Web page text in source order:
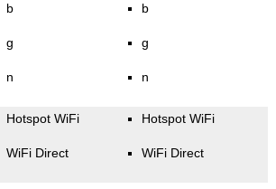
b
g
n
b
g
n
Hotspot WiFi
WiFi Direct
Hotspot WiFi
WiFi Direct